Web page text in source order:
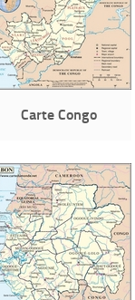
Carte Congo